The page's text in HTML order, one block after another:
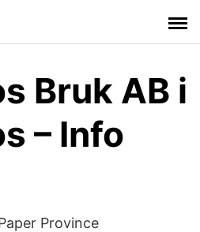
Bruk AB i
– Info
Province